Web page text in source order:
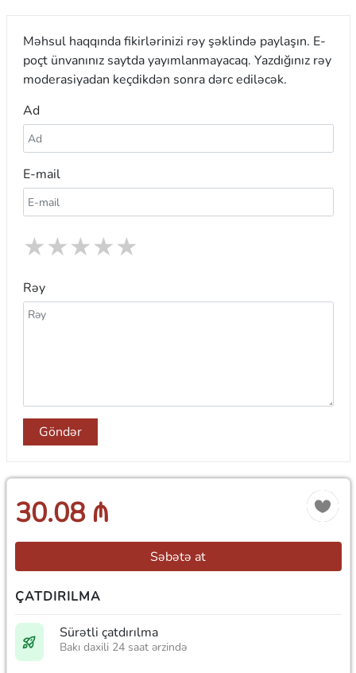
Məhsul haqqında fikirlərinizi rəy şəklində paylaşın. E-
poçt ünvanınız saytda yayımlanmayacaq. Yazdığınız rəy
moderasiyadan keçdikdən sonra dərc ediləcək.
Ad
E-mail
★
★
★
★
★
Rəy
Göndər
30.08 ₼
Səbətə at
ÇATDIRILMA
Sürətli çatdırılma
Bakı daxili 24 saat ərzində